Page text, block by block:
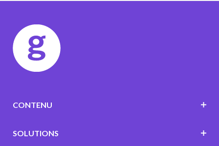
CONTENU
SOLUTIONS